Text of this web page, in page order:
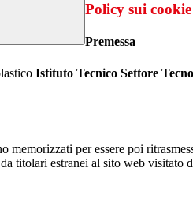
Policy sui cookie
Premessa
Istituto Tecnico Settore
per essere poi
titolari estranei al sito web